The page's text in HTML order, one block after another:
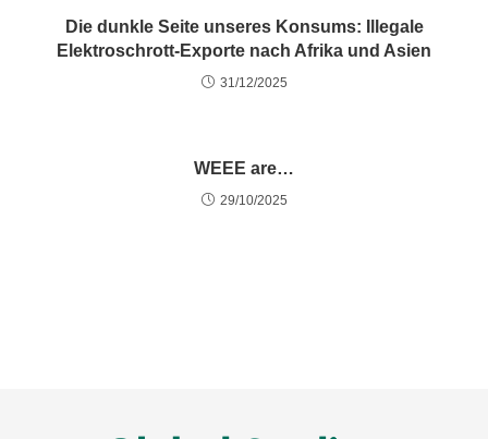
Die dunkle Seite unseres Konsums: Illegale
Elektroschrott-Exporte nach Afrika und Asien
31/12/2025
WEEE are…
29/10/2025